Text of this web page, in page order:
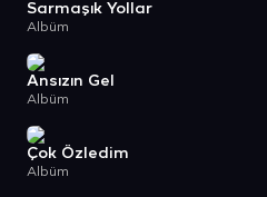
Sarmaşık Yollar
Albüm
Ansızın Gel
Albüm
Çok Özledim
Albüm